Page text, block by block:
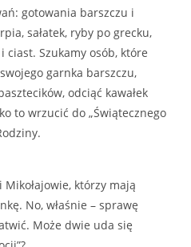
gotowania barszczu i
sałatek, ryby po grecku,
Szukamy osób, które
garnka barszczu,
odciąć kawałek
to wrzucić do „Świątecznego
którzy mają
No, właśnie – sprawę
Może dwie uda się